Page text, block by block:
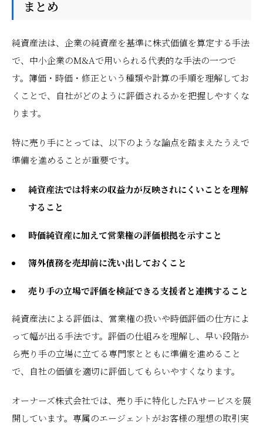
まとめ
純資産法は、企業の純資産を基準に株式価値を算定する手法
で、中小企業のM&Aで用いられる代表的な手法の一つで
す。簿価・時価・修正という種類や計算の手順を理解してお
くことで、自社がどのように評価されるかを把握しやすくな
ります。
特に売り手にとっては、以下のような論点を踏まえたうえで
準備を進めることが重要です。
純資産法では将来の収益力が反映されにくいことを理解
すること
時価純資産に加えて営業権の評価根拠を示すこと
簿外債務を売却前に洗い出しておくこと
売り手の立場で評価を検証できる支援者と連携すること
純資産法による評価は、営業権の扱いや時価評価の仕方によ
って幅が出る手法です。評価の仕組みを理解し、早い段階か
ら売り手の立場に立てる専門家とともに準備を進めること
で、自社の価値を適切に評価してもらいやすくなります。
オーナーズ株式会社では、売り手に特化したFAサービスを展
開しています。専属のエージェントがお客様の理想の取引実